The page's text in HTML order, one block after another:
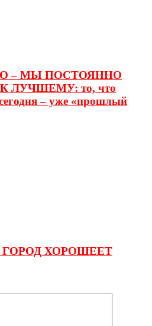
– МЫ ПОСТОЯННО
ЛУЧШЕМУ: то, что
– уже «прошлый
ГОРОД ХОРОШЕЕТ